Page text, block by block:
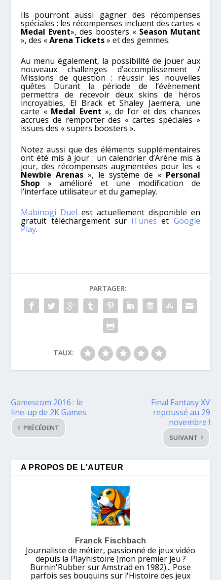
Ils pourront aussi gagner des récompenses
spéciales : les récompenses incluent des cartes «
Medal Event», des boosters « Season Mutant
», des «Arena Tickets» et des gemmes.
Au menu également, la possibilité de jouer aux
nouveaux challenges d’accomplissement /
Missions de question : réussir les nouvelles
quêtes Durant la période de l’évènement
permettra de recevoir deux skins de héros
incroyables, El Brack et Shaley Jaemera, une
carte « Medal Event », de l’or et des chances
accrues de remporter des « cartes spéciales »
issues des « supers boosters ».
Notez aussi que des éléments supplémentaires
ont été mis à jour : un calendrier d’Arène mis à
jour, des récompenses augmentées pour les «
Newbie Arenas », le système de « Personal
Shop » amélioré et une modification de
l’interface utilisateur et du gameplay.
Mabinogi Duel est actuellement disponible en
gratuit téléchargement sur iTunes et Google
Play.
PARTAGER:
TAUX:
Gamescom 2016 : le
line-up de 2K Games
PRÉCÉDENT
Final Fantasy XV
repoussé au 29
novembre !
SUIVANT
A PROPOS DE L'AUTEUR
Franck Fischbach
Journaliste de métier, passionné de jeux vidéo
depuis la Playhistoire (mon premier jeu ?
Burnin'Rubber sur Amstrad en 1982)... Pose
parfois ses bouquins sur l'Histoire des jeux